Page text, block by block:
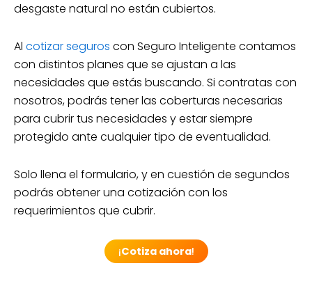
desgaste natural no están cubiertos.
Al cotizar seguros con Seguro Inteligente contamos
con distintos planes que se ajustan a las
necesidades que estás buscando. Si contratas con
nosotros, podrás tener las coberturas necesarias
para cubrir tus necesidades y estar siempre
protegido ante cualquier tipo de eventualidad.
Solo llena el formulario, y en cuestión de segundos
podrás obtener una cotización con los
requerimientos que cubrir.
¡Cotiza ahora!